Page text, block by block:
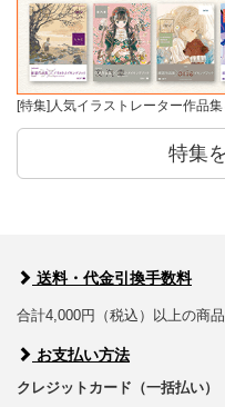
[特集]人気イラストレーター作品集
特集
送料・代金引換手数料
合計4,000円（税込）以上の商
お支払い方法
クレジットカード（一括払い）